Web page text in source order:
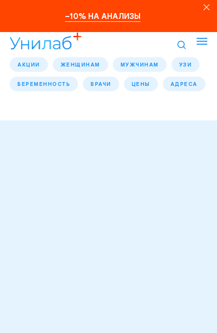
–10% НА АНАЛИЗЫ
АКЦИИ ЖЕНЩИНАМ МУЖЧИНАМ УЗИ
БЕРЕМЕННОСТЬ ВРАЧИ ЦЕНЫ АДРЕСА